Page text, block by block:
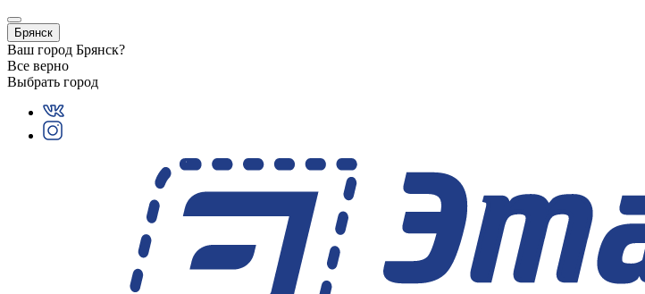
Брянск
Ваш город Брянск?
Все верно
Выбрать город